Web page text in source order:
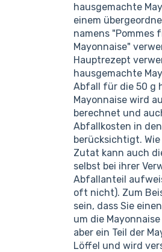
hausgemachte
einem
namens "Pommes
Mayonnaise"
Hauptrezept
hausgemachte
Abfall für die 50 g
Mayonnaise wird
berechnet und
Abfallkosten in
berücksichtigt.
Zutat kann auch
selbst bei ihrer
Abfallanteil
oft nicht). Zum
sein, dass Sie
um die
aber ein Teil der
Löffel und wird